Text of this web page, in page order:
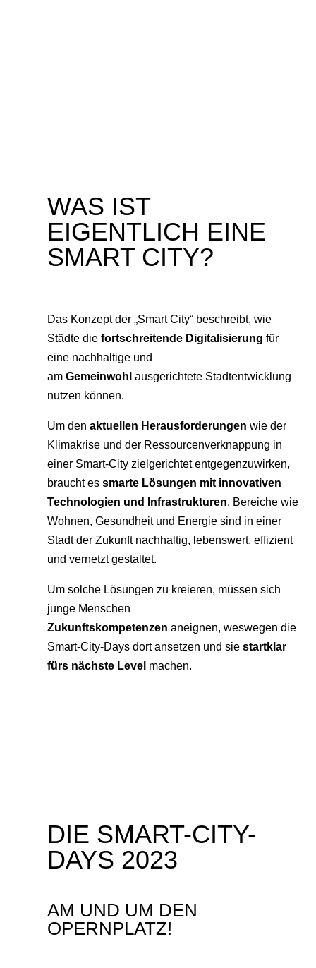
WAS IST
EIGENTLICH EINE
SMART CITY?
Das Konzept der „Smart City“ beschreibt, wie
Städte die fortschreitende Digitalisierung für
eine nachhaltige und
am Gemeinwohl ausgerichtete Stadtentwicklung
nutzen können.
Um den aktuellen Herausforderungen wie der
Klimakrise und der Ressourcenverknappung in
einer Smart-City zielgerichtet entgegenzuwirken,
braucht es smarte Lösungen mit innovativen
Technologien und Infrastrukturen. Bereiche wie
Wohnen, Gesundheit und Energie sind in einer
Stadt der Zukunft nachhaltig, lebenswert, effizient
und vernetzt gestaltet.
Um solche Lösungen zu kreieren, müssen sich
junge Menschen
Zukunftskompetenzen aneignen, weswegen die
Smart-City-Days dort ansetzen und sie startklar
fürs nächste Level machen.
DIE SMART-CITY-
DAYS 2023
AM UND UM DEN
OPERNPLATZ!